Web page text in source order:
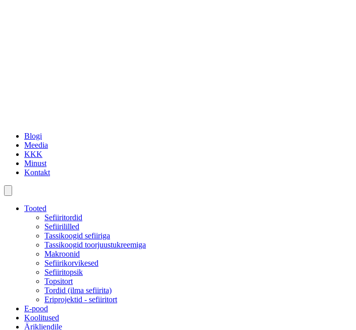
Blogi
Meedia
KKK
Minust
Kontakt
Tooted
Sefiiritordid
Sefiirililled
Tassikoogid sefiiriga
Tassikoogid toorjuustukreemiga
Makroonid
Sefiirikorvikesed
Sefiiritopsik
Topsitort
Tordid (ilma sefiirita)
Eriprojektid - sefiiritort
E-pood
Koolitused
Ärikliendile